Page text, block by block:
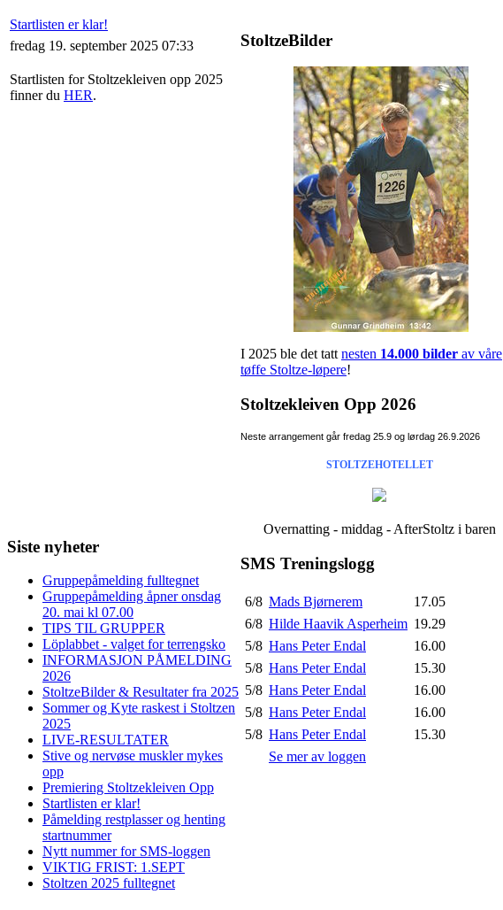
Startlisten er klar!
fredag 19. september 2025 07:33
Startlisten for Stoltzekleiven opp 2025
finner du HER.
Siste nyheter
Gruppepåmelding fulltegnet
Gruppepåmelding åpner onsdag
20. mai kl 07.00
TIPS TIL GRUPPER
Löplabbet - valget for terrengsko
INFORMASJON PÅMELDING
2026
StoltzeBilder & Resultater fra 2025
Sommer og Kyte raskest i Stoltzen
2025
LIVE-RESULTATER
Stive og nervøse muskler mykes
opp
Premiering Stoltzekleiven Opp
Startlisten er klar!
Påmelding restplasser og henting
startnummer
Nytt nummer for SMS-loggen
VIKTIG FRIST: 1.SEPT
Stoltzen 2025 fulltegnet
StoltzeBilder
I 2025 ble det tattnesten 14.000 bilder av våre
tøffe Stoltze-løpere!
Stoltzekleiven Opp 2026
Neste arrangement går fredag 25.9 og lørdag 26.9.2026
STOLTZEHOTELLET
Overnatting - middag - AfterStoltz i baren
SMS Treningslogg
6/8 Mads Bjørnerem
17.05
6/8 Hilde Haavik Asperheim 19.29
5/8 Hans Peter Endal
16.00
5/8 Hans Peter Endal
15.30
5/8 Hans Peter Endal
16.00
5/8 Hans Peter Endal
16.00
5/8 Hans Peter Endal
15.30
Se mer av loggen